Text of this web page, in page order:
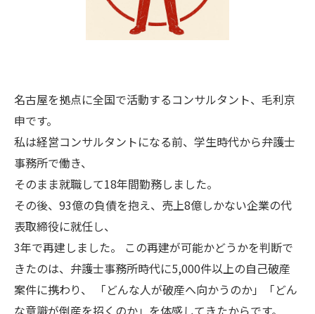
名古屋を拠点に全国で活動するコンサルタント、毛利京
申です。
私は経営コンサルタントになる前、学生時代から弁護士
事務所で働き、
そのまま就職して18年間勤務しました。
その後、93億の負債を抱え、売上8億しかない企業の代
表取締役に就任し、
3年で再建しました。 この再建が可能かどうかを判断で
きたのは、弁護士事務所時代に5,000件以上の自己破産
案件に携わり、 「どんな人が破産へ向かうのか」「どん
な意識が倒産を招くのか」を体感してきたからです。